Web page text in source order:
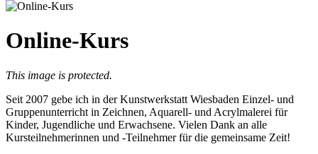
Online-Kurs
This image is protected.
Seit 2007 gebe ich in der Kunstwerkstatt Wiesbaden Einzel- und
Gruppenunterricht in Zeichnen, Aquarell- und Acrylmalerei für
Kinder, Jugendliche und Erwachsene. Vielen Dank an alle
Kursteilnehmerinnen und -Teilnehmer für die gemeinsame Zeit!